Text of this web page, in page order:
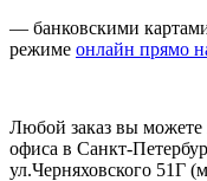
— банковскими
режиме онлайн прямо
Любой заказ вы можете
офиса в Санкт-
ул.Черняховского 51Г